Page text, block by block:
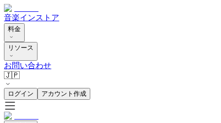
音楽インストア
料金
リソース
お問い合わせ
🇯🇵
ログイン アカウント作成